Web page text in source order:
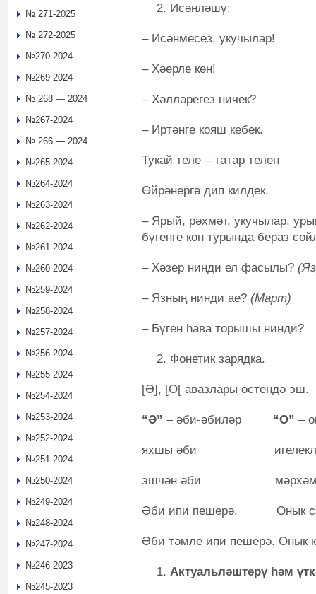
Исәнләшү:
– Исәнмесез, укучылар!
– Хәерле көн!
– Хәлләрегез ничек?
– Иртәнге кояш кебек.
Тукай теле – татар телен
Өйрәнергә дип килдек.
– Ярый, рәхмәт, укучылар,
бүгенге көн турында бераз
– Хәзер нинди ел фасылы?
– Язның нинди ае? (Март)
– Бүген һава торышы нинди?
Фонетик зарядка.
[Ә], [О[ авазлары өстендә эш.
“Ә” – әби-әбиләр “О” –
яхшы әби игелекле
эшчән әби
Әби ипи пешерә. Онык
Әби тәмле ипи пешерә. Онык
Актуальләштерү һәм
№ 271-2025
№ 272-2025
№270-2024
№269-2024
№ 268 — 2024
№267-2024
№ 266 — 2024
№265-2024
№264-2024
№263-2024
№262-2024
№261-2024
№260-2024
№259-2024
№258-2024
№257-2024
№256-2024
№255-2024
№254-2024
№253-2024
№252-2024
№251-2024
№250-2024
№249-2024
№248-2024
№247-2024
№246-2023
№245-2023